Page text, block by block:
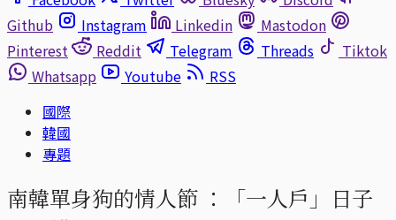
Github
Instagram Linkedin
Mastodon
Pinterest
Reddit Telegram Threads
Tiktok
Whatsapp
Youtube
RSS
國際
韓國
專題
南韓單身狗的情人節 ：「一人戶」日子